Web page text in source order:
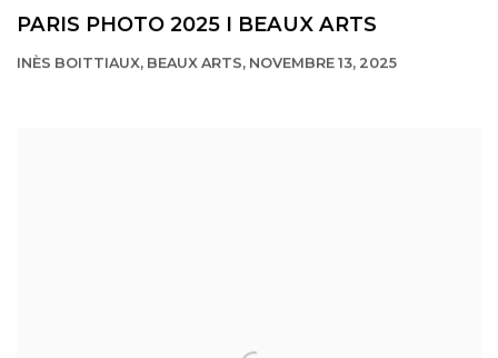
PARIS PHOTO 2025 I BEAUX ARTS
INÈS BOITTIAUX, BEAUX ARTS, NOVEMBRE 13, 2025